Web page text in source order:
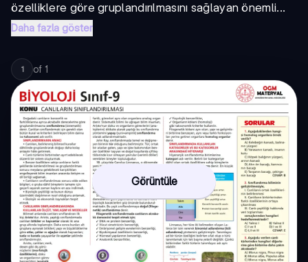
özelliklere göre gruplandırılmasını sağlayan önemli...
Daha fazla göster
1 of 1
Görüntüle